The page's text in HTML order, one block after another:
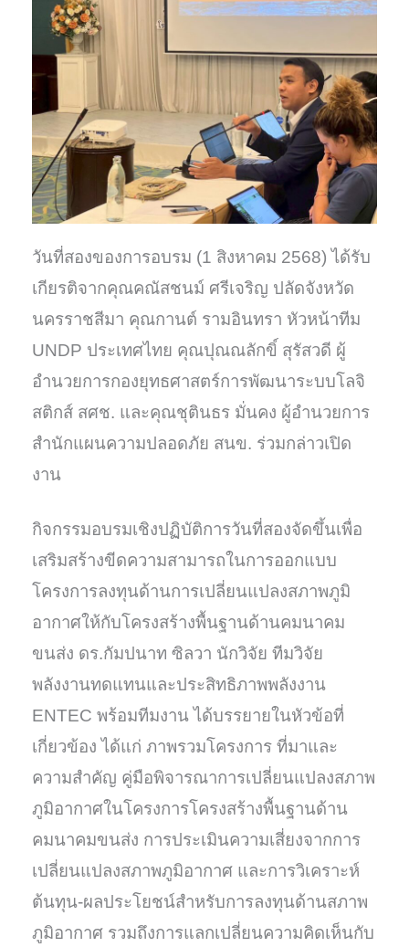
วันที่สองของการอบรม (1 สิงหาคม 2568) ได้รับ
เกียรติจากคุณคณัสชนม์ ศรีเจริญ ปลัดจังหวัด
นครราชสีมา คุณกานต์ รามอินทรา หัวหน้าทีม
UNDP ประเทศไทย คุณปุณณลักขิ์ สุรัสวดี ผู้
อำนวยการกองยุทธศาสตร์การพัฒนาระบบโลจิ
สติกส์ สศช. และคุณชุตินธร มั่นคง ผู้อำนวยการ
สำนักแผนความปลอดภัย สนข. ร่วมกล่าวเปิด
งาน
กิจกรรมอบรมเชิงปฏิบัติการวันที่สองจัดขึ้นเพื่อ
เสริมสร้างขีดความสามารถในการออกแบบ
โครงการลงทุนด้านการเปลี่ยนแปลงสภาพภูมิ
อากาศให้กับโครงสร้างพื้นฐานด้านคมนาคม
ขนส่ง ดร.กัมปนาท ซิลวา นักวิจัย ทีมวิจัย
พลังงานทดแทนและประสิทธิภาพพลังงาน
ENTEC พร้อมทีมงาน ได้บรรยายในหัวข้อที่
เกี่ยวข้อง ได้แก่ ภาพรวมโครงการ ที่มาและ
ความสำคัญ คู่มือพิจารณาการเปลี่ยนแปลงสภาพ
ภูมิอากาศในโครงการโครงสร้างพื้นฐานด้าน
คมนาคมขนส่ง การประเมินความเสี่ยงจากการ
เปลี่ยนแปลงสภาพภูมิอากาศ และการวิเคราะห์
ต้นทุน-ผลประโยชน์สำหรับการลงทุนด้านสภาพ
ภูมิอากาศ รวมถึงการแลกเปลี่ยนความคิดเห็นกับ